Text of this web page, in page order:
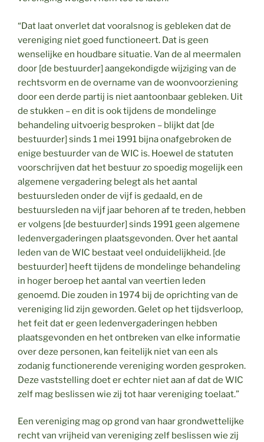
“Dat laat onverlet dat vooralsnog is gebleken dat de
vereniging niet goed functioneert. Dat is geen
wenselijke en houdbare situatie. Van de al meermalen
door [de bestuurder] aangekondigde wijziging van de
rechtsvorm en de overname van de woonvoorziening
door een derde partij is niet aantoonbaar gebleken. Uit
de stukken – en dit is ook tijdens de mondelinge
behandeling uitvoerig besproken – blijkt dat [de
bestuurder] sinds 1 mei 1991 bijna onafgebroken de
enige bestuurder van de WIC is. Hoewel de statuten
voorschrijven dat het bestuur zo spoedig mogelijk een
algemene vergadering belegt als het aantal
bestuursleden onder de vijf is gedaald, en de
bestuursleden na vijf jaar behoren af te treden, hebben
er volgens [de bestuurder] sinds 1991 geen algemene
ledenvergaderingen plaatsgevonden. Over het aantal
leden van de WIC bestaat veel onduidelijkheid. [de
bestuurder] heeft tijdens de mondelinge behandeling
in hoger beroep het aantal van veertien leden
genoemd. Die zouden in 1974 bij de oprichting van de
vereniging lid zijn geworden. Gelet op het tijdsverloop,
het feit dat er geen ledenvergaderingen hebben
plaatsgevonden en het ontbreken van elke informatie
over deze personen, kan feitelijk niet van een als
zodanig functionerende vereniging worden gesproken.
Deze vaststelling doet er echter niet aan af dat de WIC
zelf mag beslissen wie zij tot haar vereniging toelaat.”
Een vereniging mag op grond van haar grondwettelijke
recht van vrijheid van vereniging zelf beslissen wie zij